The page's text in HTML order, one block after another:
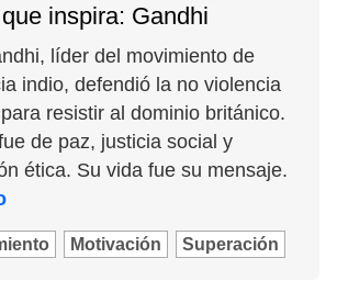
inspira: Gandhi
líder del movimiento de
indio, defendió la no violencia
resistir al dominio británico.
de paz, justicia social y
ética. Su vida fue su mensaje.
Motivación Superación